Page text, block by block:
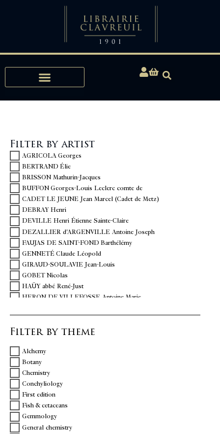
Filter by artist
AGRICOLA Georges
BERTRAND Élie
BRISSON Mathurin-Jacques
BUFFON Georges-Louis Leclerc comte de
CADET LE JEUNE Jean Marcel (Cadet de Metz)
DEBRAY Henri
DEVILLE Henri Étienne Sainte-Claire
DEZALLIER d'ARGENVILLE Antoine Joseph
FAUJAS DE SAINT-FOND Barthélémy
GENNETÉ Claude Léopold
GIRAUD-SOULAVIE Jean-Louis
GOBET Nicolas
HAÜY abbé René-Just
HERON DE VILLEFOSSE Antoine Marie
SAGE Balthazar-Georges
TORRE Gio. Maria della
Filter by theme
Alchemy
Botany
Chemistry
Conchyliology
First edition
Fish & cetaceans
Gemmology
General chemistry